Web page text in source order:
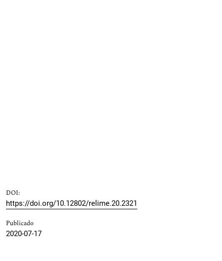
DOI:
https://doi.org/10.12802/relime.20.2321
Publicado
2020-07-17